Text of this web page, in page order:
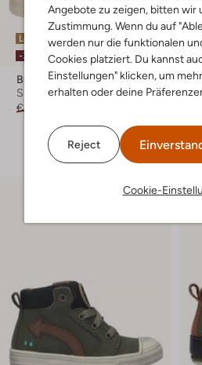
Angebote zu zeigen, bitten wir
Zustimmung. Wenn du auf
werden nur die funktionalen
Cookies platziert. Du kannst
Einstellungen" klicken, um
erhalten oder deine
Reject
Cookie-
Letzte Größen
-30%
Bunniesjr
Sneaker
€ 59,99